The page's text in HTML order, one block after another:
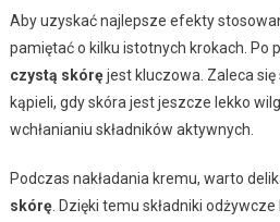
Aby uzyskać najlepsze efekty
pamiętać o kilku istotnych krokach. Po
czystą skóręjest kluczowa. Zaleca
kąpieli, gdy skóra jest jeszcze lekko
wchłanianiu składników aktywnych.
Podczas nakładania kremu, warto
skórę. Dzięki temu składniki